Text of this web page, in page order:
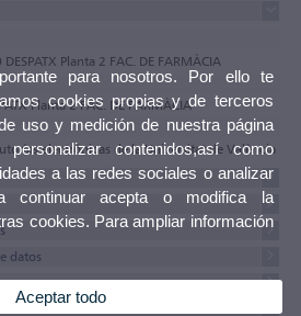
Planta 2 FAC. DE FARMÀCIA
Planta 2 FAC. DE FARMÀCIA
electrónicas de la Universitat de València
datos
para nosotros. Por ello te
cookies propias y de terceros
uso y medición de nuestra página
contenidos,así como
a las redes sociales o analizar
continuar acepta o modifica la
cookies. Para ampliar información
Aceptar todo